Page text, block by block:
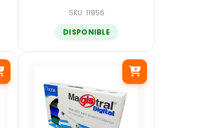
SKU: 11956
DISPONIBLE